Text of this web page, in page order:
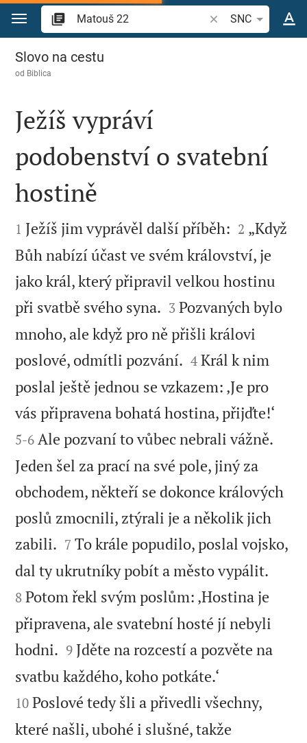
Přejít na obsah
Vyhledat biblický
SNC
Matouš 22
Slovo na cestu
od Biblica

Ježíš vypráví
podobenství o svatební
hostině

1 Ježíš jim vyprávěl další příběh: 

2 „Když
Bůh nabízí účast ve svém království, je
jako král, který připravil velkou hostinu
při svatbě svého syna. 

3 Pozvaných bylo
mnoho, ale když pro ně přišli královi
poslové, odmítli pozvání. 

4 Král k nim
poslal ještě jednou se vzkazem: ‚Je pro
vás připravena bohatá hostina, přijďte!‘
5-6 Ale pozvaní to vůbec nebrali vážně.
Jeden šel za prací na své pole, jiný za
obchodem, někteří se dokonce králových
poslů zmocnili, ztýrali je a několik jich
zabili. 

7 To krále popudilo, poslal vojsko,
dal ty ukrutníky pobít a město vypálit.
8 Potom řekl svým poslům: ‚Hostina je
připravena, ale svatební hosté jí nebyli
hodni. 

9 Jděte na rozcestí a pozvěte na
svatbu každého, koho potkáte.‘
10 Poslové tedy šli a přivedli všechny,
které našli, ubohé i slušné, takže